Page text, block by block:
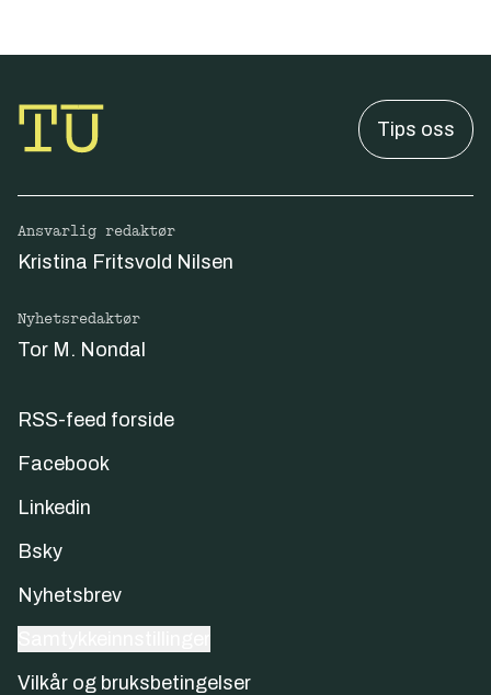
Tips oss
Ansvarlig redaktør
Kristina Fritsvold Nilsen
Nyhetsredaktør
Tor M. Nondal
RSS-feed forside
Facebook
Linkedin
Bsky
Nyhetsbrev
Vilkår og bruksbetingelser